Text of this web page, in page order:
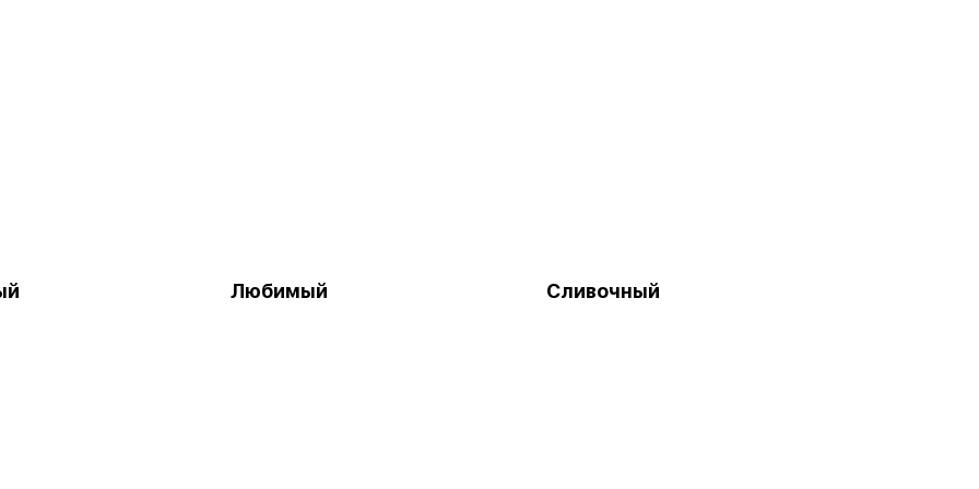
Любимый Сливочный